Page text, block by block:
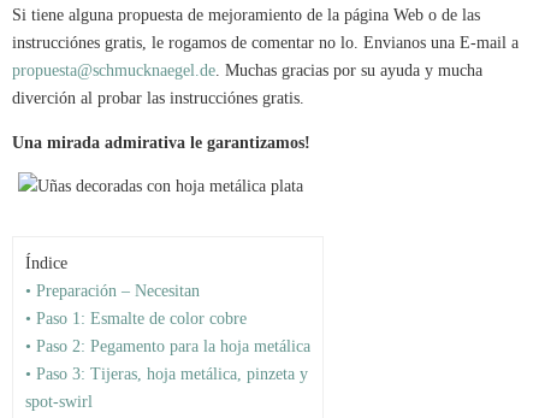
Si tiene alguna propuesta de mejoramiento de la página Web o de las
instrucciónes gratis, le rogamos de comentar no lo. Envianos una E-mail a
propuesta@schmucknaegel.de . Muchas gracias por su ayuda y mucha
diverción al probar las instrucciónes gratis.
Una mirada admirativa le garantizamos!
Índice
• Preparación – Necesitan
• Paso 1: Esmalte de color cobre
• Paso 2: Pegamento para la hoja metálica
• Paso 3: Tijeras, hoja metálica, pinzeta y
spot-swirl